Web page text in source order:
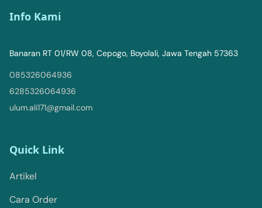
Info Kami
Banaran RT 01/RW 08, Cepogo, Boyolali, Jawa Tengah 57363
085326064936
6285326064936
ulum.ali171@gmail.com
Quick Link
Artikel
Cara Order